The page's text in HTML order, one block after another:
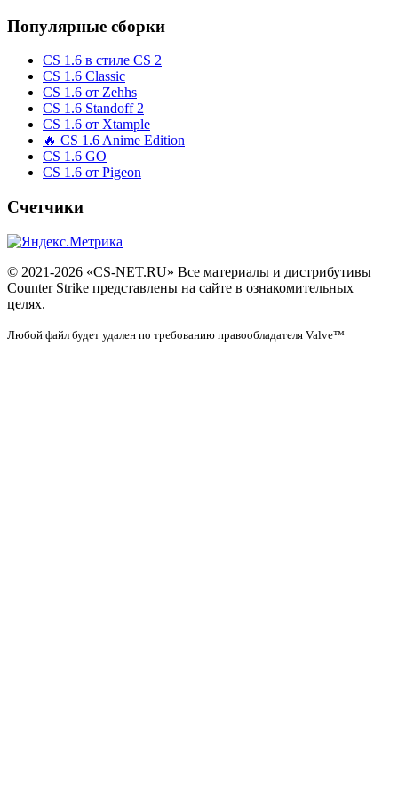
Популярные сборки
CS 1.6 в стиле CS 2
CS 1.6 Classic
CS 1.6 от Zehhs
CS 1.6 Standoff 2
CS 1.6 от Xtample
🔥 CS 1.6 Anime Edition
CS 1.6 GO
CS 1.6 от Pigeon
Счетчики
© 2021-2026 «CS-NET.RU» Все материалы и дистрибутивы
Counter Strike представлены на сайте в ознакомительных
целях.
Любой файл будет удален по требованию правообладателя Valve™